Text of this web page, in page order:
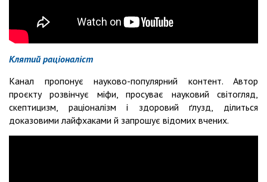
Клятий раціоналіст
Канал пропонує науково-популярний контент. Автор
проєкту розвінчує міфи, просуває науковий світогляд,
скептицизм, раціоналізм і здоровий ґлузд, ділиться
доказовими лайфхаками й запрошує відомих вчених.